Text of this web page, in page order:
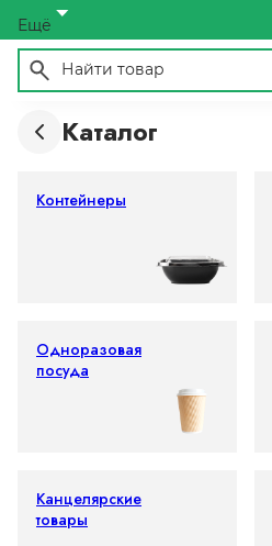
Ещё
Каталог
Контейнеры
Одноразовая
посуда
Канцелярские
товары